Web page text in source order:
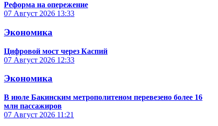
Реформа на опережение
07 Август 2026 13:33
Экономика
Цифровой мост через Каспий
07 Август 2026 12:33
Экономика
В июле Бакинским метрополитеном перевезено более 16
млн пассажиров
07 Август 2026 11:21